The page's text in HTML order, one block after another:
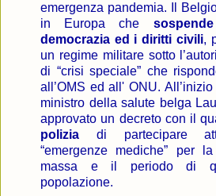
emergenza pandemia. Il
in Europa che
democrazia ed i diritti civili,
un regime militare sotto
di “crisi speciale” che
all’OMS ed all' ONU. All’inizio
ministro della salute belga
approvato un decreto con il
polizia di partecipare
“emergenze mediche” per
massa e il periodo di
popolazione.